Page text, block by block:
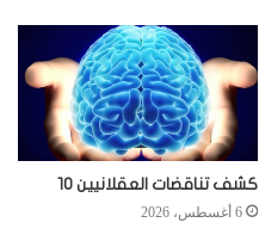
كشف تناقضات العقلانيين 10
6 أغسطس، 2026